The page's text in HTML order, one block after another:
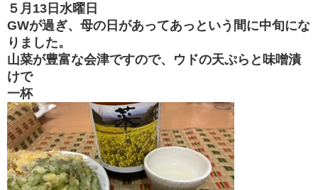
５月13日水曜日
GWが過ぎ、母の日があってあっという間に中旬にな
りました。
山菜が豊富な会津ですので、ウドの天ぷらと味噌漬
けで
一杯